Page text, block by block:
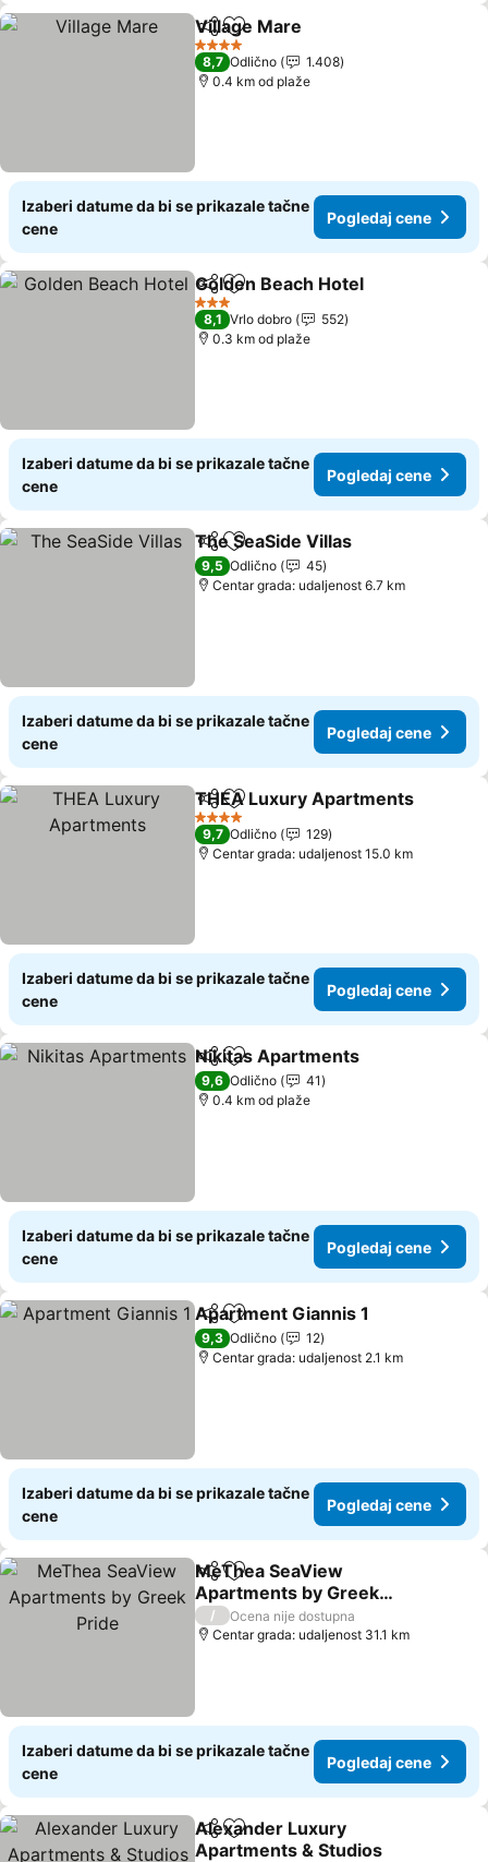
Deli Dodati u favorite
Village Mare
4 Zvezdice
8,7 Odlično
1.408
0.4 km od plaže
Izaberi datume da bi se prikazale tačne
cene
Pogledaj cene
Deli Dodati u favorite
Golden Beach Hotel
3 Zvezdice
8,1 Vrlo dobro
552
0.3 km od plaže
Izaberi datume da bi se prikazale tačne
cene
Pogledaj cene
Deli Dodati u favorite
The SeaSide Villas
9,5 Odlično
45
Centar grada: udaljenost 6.7 km
Izaberi datume da bi se prikazale tačne
cene
Pogledaj cene
Deli Dodati u favorite
THEA Luxury Apartments
4 Zvezdice
9,7 Odlično
129
Centar grada: udaljenost 15.0 km
Izaberi datume da bi se prikazale tačne
cene
Pogledaj cene
Deli Dodati u favorite
Nikitas Apartments
9,6 Odlično
41
0.4 km od plaže
Izaberi datume da bi se prikazale tačne
cene
Pogledaj cene
Deli Dodati u favorite
Apartment Giannis 1
9,3 Odlično
12
Centar grada: udaljenost 2.1 km
Izaberi datume da bi se prikazale tačne
cene
Pogledaj cene
Deli Dodati u favorite
MeThea SeaView
Apartments by Greek
Pride
/
Ocena nije dostupna
Centar grada: udaljenost 31.1 km
Izaberi datume da bi se prikazale tačne
cene
Pogledaj cene
Deli Dodati u favorite
Alexander Luxury
Apartments & Studios